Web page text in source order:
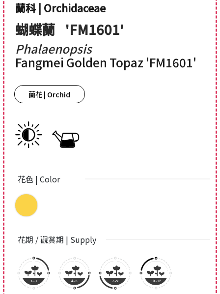
蘭科 | Orchidaceae
蝴蝶蘭 'FM1601'
Phalaenopsis
Fangmei Golden Topaz 'FM1601'
蘭花 | Orchid
花色 | Color
花期 / 觀賞期 | Supply